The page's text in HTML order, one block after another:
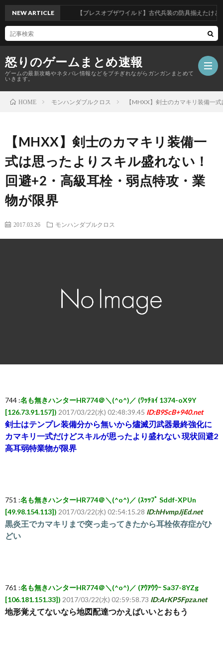
怒りのゲームまとめ速報
ゲームの最新攻略やネタバレ情報などをブチぎれながらガンガンまとめて
いきます。
一
互
NEW ARTICLE 【ブレスオブザワイルド】古代兵装の防具揃えたけど武
HOME モンハンダブルクロス 【MHXX】剣士のカマキリ装備一
【MHXX】剣士のカマキリ装備一
式は思ったよりスキル盛れない！
回避+2・高級耳栓・弱点特攻・業
物が限界
2017.03.26 モンハンダブルクロス
744 :名も無きハンターHR774＠＼(^o^)／ (ﾜｯﾁｮｲ 1374-oX9Y
[126.73.91.157]) 2017/03/22(水) 02:48:39.45 ID:B9ScB+940.net
剣士はテンプレ装備分から無いから燼滅刃武器最終強化に
カマキリ一式だけどスキルが思ったより盛れない 現状回避2
高耳弱特業物が限界
751 :名も無きハンターHR774＠＼(^o^)／ (ｽｯｯﾌﾟ Sddf-XPUn
[49.98.154.113]) 2017/03/22(水) 02:54:15.28 ID:hHvmpJjEd.net
黒炎王でカマキリまで突っ走ってきたから耳栓依存症がひ
どい
761 :名も無きハンターHR774＠＼(^o^)／ (ｱｳｱｳｳｰ Sa37-8YZg
[106.181.151.33]) 2017/03/22(水) 02:59:58.73 ID:ArKP5Fpza.net
地形覚えてないなら地図配達つかえばいいとおもう